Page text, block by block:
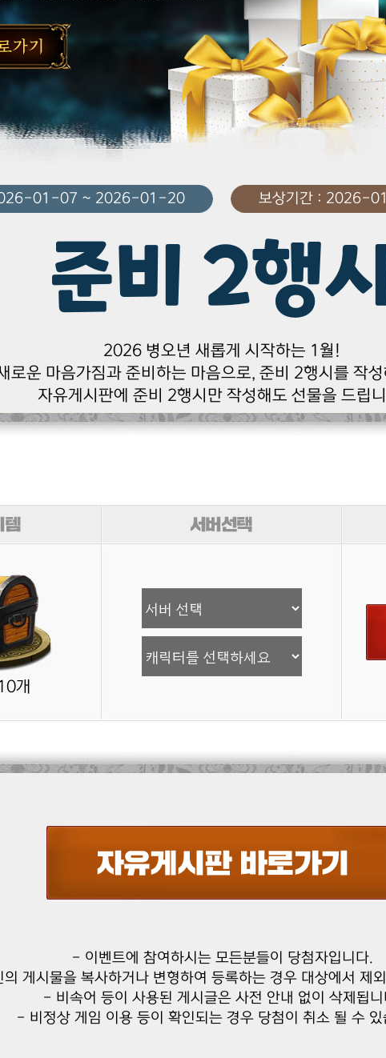
01-07 ~ 2026-01-20 보상기간 : 2026-
준비 2행
2026 병오년 새롭게 시작하는 1월!
로운 마음가짐과 준비하는 마음으로, 준비 2행시를 작
자유게시판에 준비 2행시만 작성해도 선물을 드립
개
- 이벤트에 참여하시는 모든분들이 당첨자입니다.
게시물을 복사하거나 변형하여 등록하는 경우 대상에서 제
- 비속어 등이 사용된 게시글은 사전 안내 없이 삭제됩니
- 비정상 게임 이용 등이 확인되는 경우 당첨이 취소 될 수 있